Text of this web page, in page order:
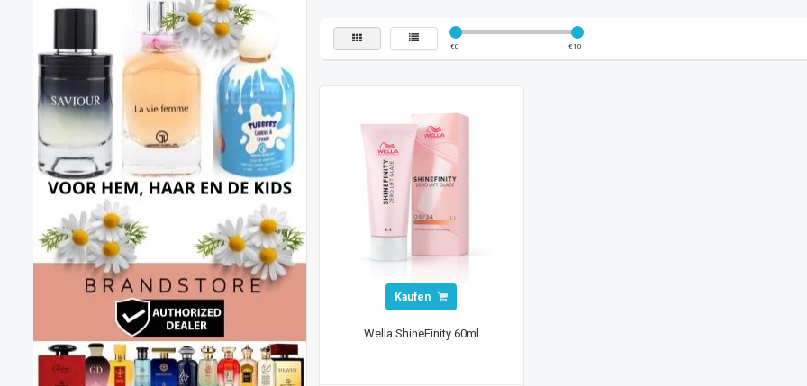
€0 €10
Kaufen
Wella ShineFinity 60ml